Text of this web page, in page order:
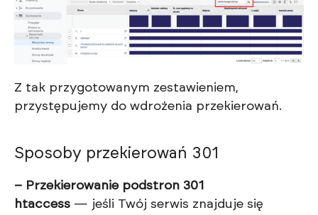
Z tak przygotowanym zestawieniem,
przystępujemy do wdrożenia przekierowań.
Sposoby przekierowań 301
– Przekierowanie podstron 301
htaccess — jeśli Twój serwis znajduje się